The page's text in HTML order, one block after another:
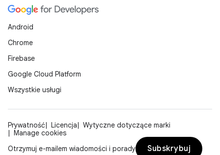
Android
Chrome
Firebase
Google Cloud Platform
Wszystkie usługi
Prywatność Licencja
Wytyczne dotyczące marki
Manage cookies
Otrzymuj e-mailem wiadomości i porady
Subskrybuj